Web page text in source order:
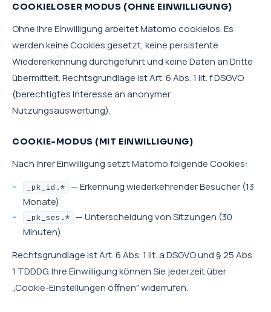
COOKIELOSER MODUS (OHNE EINWILLIGUNG)
Ohne Ihre Einwilligung arbeitet Matomo cookielos. Es
werden keine Cookies gesetzt, keine persistente
Wiedererkennung durchgeführt und keine Daten an Dritte
übermittelt. Rechtsgrundlage ist Art. 6 Abs. 1 lit. f DSGVO
(berechtigtes Interesse an anonymer
Nutzungsauswertung).
COOKIE-MODUS (MIT EINWILLIGUNG)
Nach Ihrer Einwilligung setzt Matomo folgende Cookies:
_pk_id.*
— Erkennung wiederkehrender Besucher (13
Monate)
_pk_ses.*
— Unterscheidung von Sitzungen (30
Minuten)
Rechtsgrundlage ist Art. 6 Abs. 1 lit. a DSGVO und § 25 Abs.
1 TDDDG. Ihre Einwilligung können Sie jederzeit über
„Cookie-Einstellungen öffnen" widerrufen.